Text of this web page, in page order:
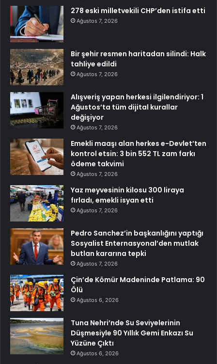
278 eski milletvekili CHP’den istifa etti
Ağustos 7, 2026
Bir şehir resmen haritadan silindi: Halk
tahliye edildi
Ağustos 7, 2026
Alışveriş yapan herkesi ilgilendiriyor: 1
Ağustos’ta tüm dijital kurallar
değişiyor
Ağustos 7, 2026
Emekli maaşı alan herkes e-Devlet’ten
kontrol etsin: 3 bin 552 TL zam farkı
ödeme takvimi
Ağustos 7, 2026
Yaz meyvesinin kilosu 300 liraya
fırladı, emekli isyan etti
Ağustos 7, 2026
Pedro Sanchez’in başkanlığını yaptığı
Sosyalist Enternasyonal’den mutlak
butlan kararına tepki
Ağustos 7, 2026
Çin’de Kömür Madeninde Patlama: 90
Ölü
Ağustos 6, 2026
Tuna Nehri’nde Su Seviyelerinin
Düşmesiyle 90 Yıllık Gemi Enkazı Su
Yüzüne Çıktı
Ağustos 6, 2026